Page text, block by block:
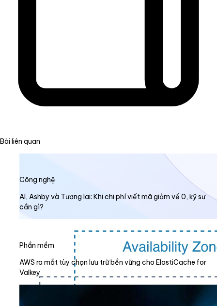
Bài liên quan
Công nghệ
AI, Ashby và Tương lai: Khi chi phí viết mã giảm về 0, kỹ sư
cần gì?
Phần mềm
AWS ra mắt tùy chọn lưu trữ bền vững cho ElastiCache for
Valkey